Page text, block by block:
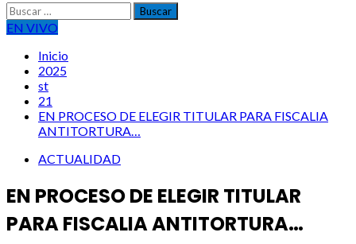
Buscar:
EN VIVO
Inicio
2025
st
21
EN PROCESO DE ELEGIR TITULAR PARA FISCALIA
ANTITORTURA…
ACTUALIDAD
EN PROCESO DE ELEGIR TITULAR
PARA FISCALIA ANTITORTURA…